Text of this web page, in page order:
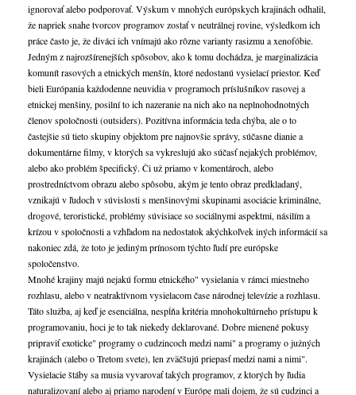
ignorovať alebo podporovať. Výskum v mnohých európskych krajinách odhalil,
že napriek snahe tvorcov programov zostať v neutrálnej rovine, výsledkom ich
práce často je, že diváci ich vnímajú ako rôzne varianty rasizmu a xenofóbie.
Jedným z najrozšírenejších spôsobov, ako k tomu dochádza, je marginalizácia
komunít rasových a etnických menšín, ktoré nedostanú vysielací priestor. Keď
bieli Európania každodenne neuvidia v programoch príslušníkov rasovej a
etnickej menšiny, posilní to ich nazeranie na nich ako na neplnohodnotných
členov spoločnosti (outsiders). Pozitívna informácia teda chýba, ale o to
častejšie sú tieto skupiny objektom pre najnovšie správy, súčasne dianie a
dokumentárne filmy, v ktorých sa vykreslujú ako súčasť nejakých problémov,
alebo ako problém špecifický. Či už priamo v komentároch, alebo
prostredníctvom obrazu alebo spôsobu, akým je tento obraz predkladaný,
vznikajú v ľudoch v súvislosti s menšinovými skupinami asociácie kriminálne,
drogové, teroristické, problémy súvisiace so sociálnymi aspektmi, násilím a
krízou v spoločnosti a vzhľadom na nedostatok akýchkoľvek iných informácií sa
nakoniec zdá, že toto je jediným prínosom týchto ľudí pre európske
spoločenstvo.
Mnohé krajiny majú nejakú formu etnického" vysielania v rámci miestneho
rozhlasu, alebo v neatraktívnom vysielacom čase národnej televízie a rozhlasu.
Táto služba, aj keď je esenciálna, nespĺňa kritéria mnohokultúrneho prístupu k
programovaniu, hoci je to tak niekedy deklarované. Dobre mienené pokusy
pripraviť exoticke" programy o cudzincoch medzi nami" a programy o južných
krajinách (alebo o Tretom svete), len zväčšujú priepasť medzi nami a nimi".
Vysielacie štáby sa musia vyvarovať takých programov, z ktorých by ľudia
naturalizovaní alebo aj priamo narodení v Európe mali dojem, že sú cudzinci a